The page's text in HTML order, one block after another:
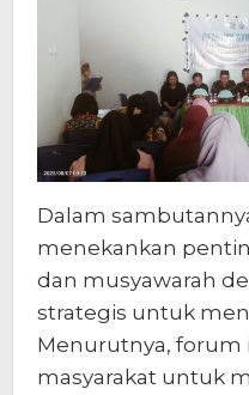
Dalam
menekankan
dan musyawarah
strategis untuk
Menurutnya, forum
masyarakat untuk